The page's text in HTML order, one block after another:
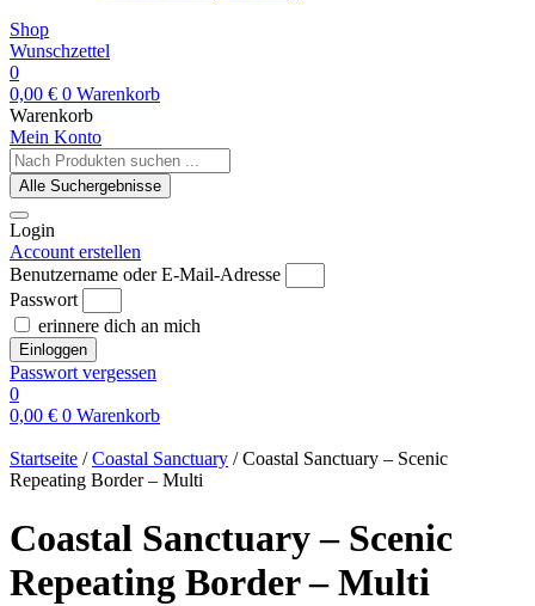
Shop
Wunschzettel
0
0,00 € 0 Warenkorb
Warenkorb
Mein Konto
Search
...Alle Suchergebnisse
Login
Account erstellen
Benutzername oder E-Mail-Adresse
Passwort
erinnere dich an mich
Einloggen
Passwort vergessen
0
0,00 € 0 Warenkorb
Startseite /Coastal Sanctuary / Coastal Sanctuary – Scenic
Repeating Border – Multi
Coastal Sanctuary – Scenic
Repeating Border – Multi